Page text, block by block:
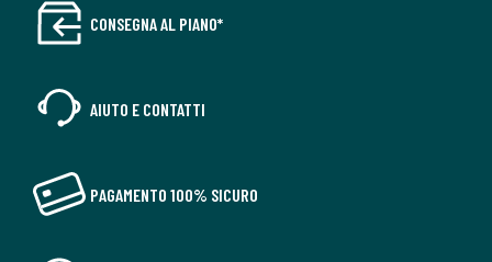
CONSEGNA AL PIANO*
AIUTO E CONTATTI
PAGAMENTO 100% SICURO